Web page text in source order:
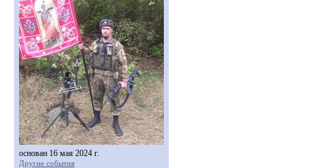
основан 16 мая 2024 г.
Другие события